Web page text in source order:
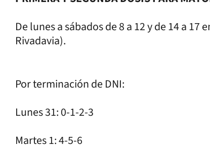
De lunes a sábados de 8 a 12 y de 14 a
Rivadavia).
Por terminación de DNI:
Lunes 31: 0-1-2-3
Martes 1: 4-5-6